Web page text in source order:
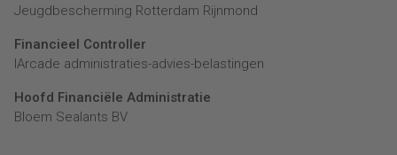
Jeugdbescherming Rotterdam Rijnmond
Financieel Controller
lArcade administraties-advies-belastingen
Hoofd Financiële Administratie
Bloem Sealants BV